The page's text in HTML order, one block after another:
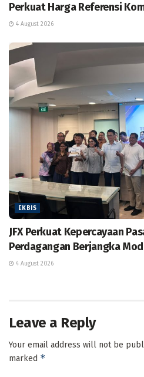
Perkuat Harga Referensi
4 August 2026
EKBIS
JFX Perkuat Kepercayaan
Perdagangan Berjangka
4 August 2026
Leave a Reply
Your email address will not be
marked *